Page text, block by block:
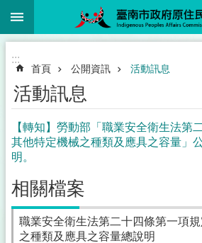
跳到主要內容區塊
:::
首頁 公開資訊 活動訊息
活動訊息
【轉知】勞動部「職業安全衛生法第
其他特定機械之種類及應具之容量」
明。
相關檔案
職業安全衛生法第二十四條第一項
之種類及應具之容量總說明